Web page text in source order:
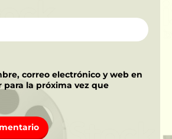
correo electrónico y web en
para la próxima vez que